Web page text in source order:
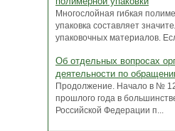
Многослойная гибкая
упаковка составляет
упаковочных материалов.
Об отдельных вопросах
деятельности по
Продолжение. Начало в №
прошлого года в
Российской Федерации п...